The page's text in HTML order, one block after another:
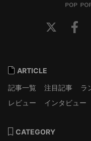
ARTICLE
記事一覧
注目記事 ラ
レビュー
インタビュー
CATEGORY